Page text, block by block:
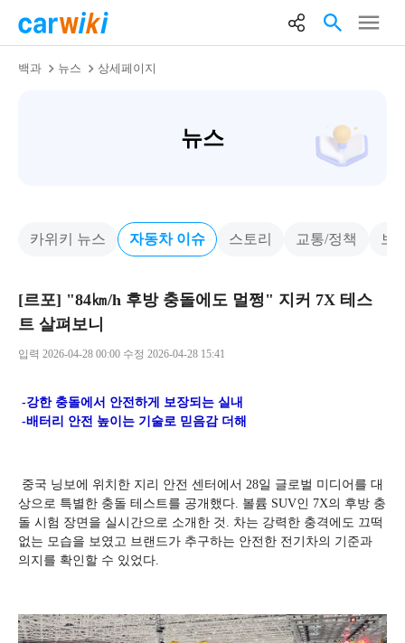
백과 뉴스 상세페이지
뉴스
카위키 뉴스 자동차 이슈 스토리 교통/정책 보
[르포] "84㎞/h 후방 충돌에도 멀쩡" 지커 7X 테스
트 살펴보니
입력 2026-04-28 00:00 수정 2026-04-28 15:41
-강한 충돌에서 안전하게 보장되는 실내
-배터리 안전 높이는 기술로 믿음감 더해
중국 닝보에 위치한 지리 안전 센터에서 28일 글로벌 미디어를 대
상으로 특별한 충돌 테스트를 공개했다. 볼륨 SUV인 7X의 후방 충
돌 시험 장면을 실시간으로 소개한 것. 차는 강력한 충격에도 끄떡
없는 모습을 보였고 브랜드가 추구하는 안전한 전기차의 기준과
의지를 확인할 수 있었다.